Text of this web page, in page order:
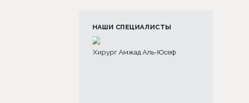
НАШИ СПЕЦИАЛИСТЫ